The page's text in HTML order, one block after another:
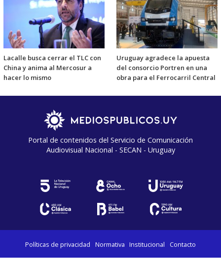
Lacalle busca cerrar el TLC con
China y anima al Mercosur a
hacer lo mismo
Uruguay agradece la apuesta
del consorcio Portren en una
obra para el Ferrocarril Central
Portal de contenidos del Servicio de Comunicación
Audiovisual Nacional - SECAN - Uruguay
Políticas de privacidad Normativa Institucional Contacto